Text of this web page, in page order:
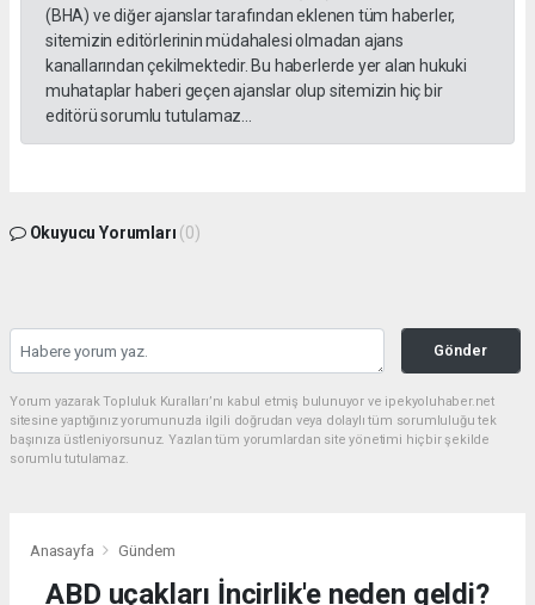
(BHA) ve diğer ajanslar tarafından eklenen tüm haberler,
sitemizin editörlerinin müdahalesi olmadan ajans
kanallarından çekilmektedir. Bu haberlerde yer alan hukuki
muhataplar haberi geçen ajanslar olup sitemizin hiç bir
editörü sorumlu tutulamaz...
Okuyucu Yorumları (0)
Gönder
Yorum yazarak Topluluk Kuralları’nı kabul etmiş bulunuyor ve ipekyoluhaber.net
sitesine yaptığınız yorumunuzla ilgili doğrudan veya dolaylı tüm sorumluluğu tek
başınıza üstleniyorsunuz. Yazılan tüm yorumlardan site yönetimi hiçbir şekilde
sorumlu tutulamaz.
Anasayfa Gündem
ABD uçakları İncirlik'e neden geldi?